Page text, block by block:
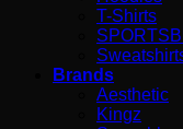
T-Shirts
Brands
Aesthetic
Kingz